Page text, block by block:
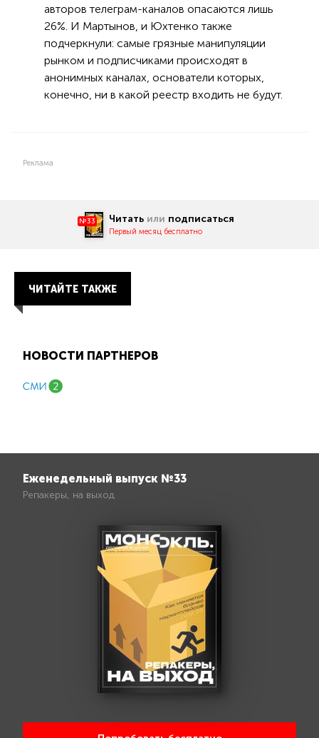
авторов телеграм-каналов опасаются лишь
26%. И Мартынов, и Юхтенко также
подчеркнули: самые грязные манипуляции
рынком и подписчиками происходят в
анонимных каналах, основатели которых,
конечно, ни в какой реестр входить не будут.
Реклама
№33 Читать или подписаться
Первый месяц бесплатно
ЧИТАЙТЕ ТАКЖЕ
НОВОСТИ ПАРТНЕРОВ
Еженедельный выпуск №33
Репакеры, на выход